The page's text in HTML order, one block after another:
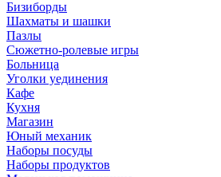
Бизиборды
Шахматы и шашки
Пазлы
Сюжетно-ролевые игры
Больница
Уголки уединения
Кафе
Кухня
Магазин
Юный механик
Наборы посуды
Наборы продуктов